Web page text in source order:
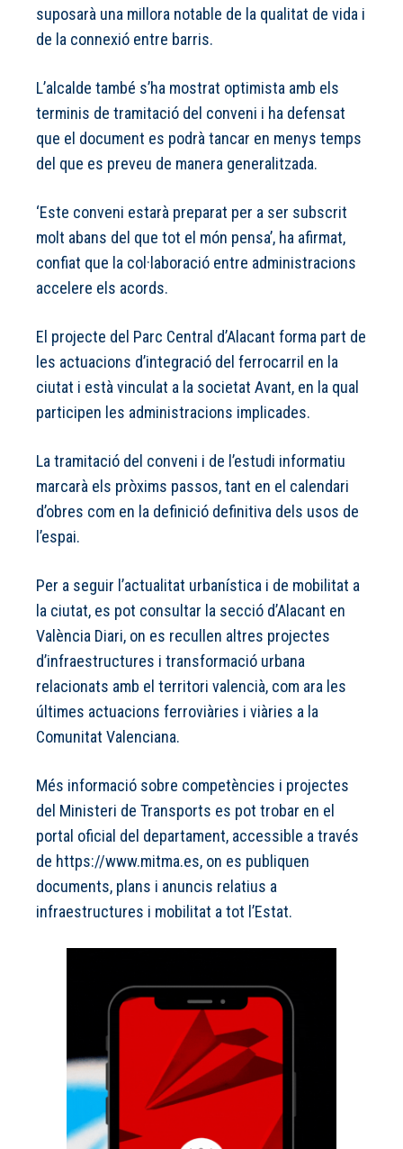
suposarà una millora notable de la qualitat de vida i
de la connexió entre barris.
L’alcalde també s’ha mostrat optimista amb els
terminis de tramitació del conveni i ha defensat
que el document es podrà tancar en menys temps
del que es preveu de manera generalitzada.
‘Este conveni estarà preparat per a ser subscrit
molt abans del que tot el món pensa’, ha afirmat,
confiat que la col·laboració entre administracions
accelere els acords.
El projecte del Parc Central d’Alacant forma part de
les actuacions d’integració del ferrocarril en la
ciutat i està vinculat a la societat Avant, en la qual
participen les administracions implicades.
La tramitació del conveni i de l’estudi informatiu
marcarà els pròxims passos, tant en el calendari
d’obres com en la definició definitiva dels usos de
l’espai.
Per a seguir l’actualitat urbanística i de mobilitat a
la ciutat, es pot consultar la secció d’Alacant en
València Diari, on es recullen altres projectes
d’infraestructures i transformació urbana
relacionats amb el territori valencià, com ara les
últimes actuacions ferroviàries i viàries a la
Comunitat Valenciana.
Més informació sobre competències i projectes
del Ministeri de Transports es pot trobar en el
portal oficial del departament, accessible a través
de https://www.mitma.es, on es publiquen
documents, plans i anuncis relatius a
infraestructures i mobilitat a tot l’Estat.